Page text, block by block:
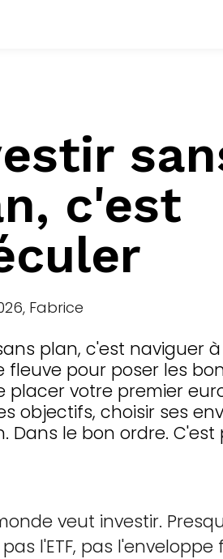
c'est
Fabrice
plan, c'est naviguer
fleuve pour poser les
placer votre premier
objectifs, choisir ses
Dans le bon ordre. C'est
veut investir.
l'ETF, pas